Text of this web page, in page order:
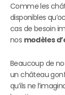
Comme les
disponibles
cas de besoin
nos modèles
Beaucoup de
un château
qu’ils ne